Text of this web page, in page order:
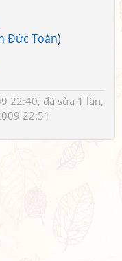
Đức Toàn)
22:40, đã sửa 1 lần,
22:51